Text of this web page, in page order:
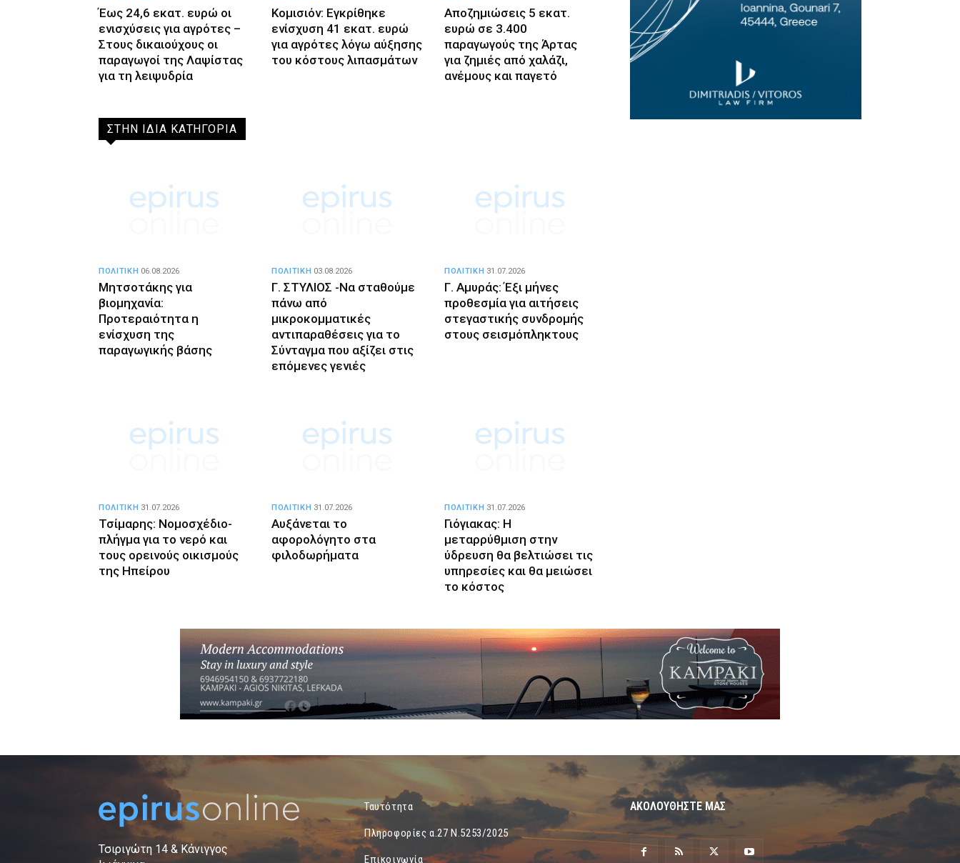
Έως 24,6 εκατ. ευρώ οι
ενισχύσεις για αγρότες –
Στους δικαιούχους οι
παραγωγοί της Λαψίστας
για τη λειψυδρία
Κομισιόν: Εγκρίθηκε
ενίσχυση 41 εκατ. ευρώ
για αγρότες λόγω αύξησης
του κόστους λιπασμάτων
Αποζημιώσεις 5 εκατ.
ευρώ σε 3.400
παραγωγούς της Άρτας
για ζημιές από χαλάζι,
ανέμους και παγετό
ΣΤΗΝ ΙΔΙΑ ΚΑΤΗΓΟΡΙΑ
Μητσοτάκης για
βιομηχανία:
Προτεραιότητα η
ενίσχυση της
παραγωγικής βάσης
ΠΟΛΙΤΙΚΗ 06.08.2026
Γ. ΣΤΥΛΙΟΣ -Να σταθούμε
πάνω από
μικροκομματικές
αντιπαραθέσεις για το
Σύνταγμα που αξίζει στις
επόμενες γενιές
ΠΟΛΙΤΙΚΗ 03.08.2026
Γ. Αμυράς: Έξι μήνες
προθεσμία για αιτήσεις
στεγαστικής συνδρομής
στους σεισμόπληκτους
ΠΟΛΙΤΙΚΗ 31.07.2026
Τσίμαρης: Νομοσχέδιο-
πλήγμα για το νερό και
τους ορεινούς οικισμούς
της Ηπείρου
ΠΟΛΙΤΙΚΗ 31.07.2026
Αυξάνεται το
αφορολόγητο στα
φιλοδωρήματα
ΠΟΛΙΤΙΚΗ 31.07.2026
Γιόγιακας: Η
μεταρρύθμιση στην
ύδρευση θα βελτιώσει τις
υπηρεσίες και θα μειώσει
το κόστος
ΠΟΛΙΤΙΚΗ 31.07.2026
Τσιριγώτη 14 & Κάνιγγος
Ταυτότητα
Πληροφορίες α.27 Ν.5253/2025
Επικοινωνία
ΑΚΟΛΟΥΘΗΣΤΕ ΜΑΣ